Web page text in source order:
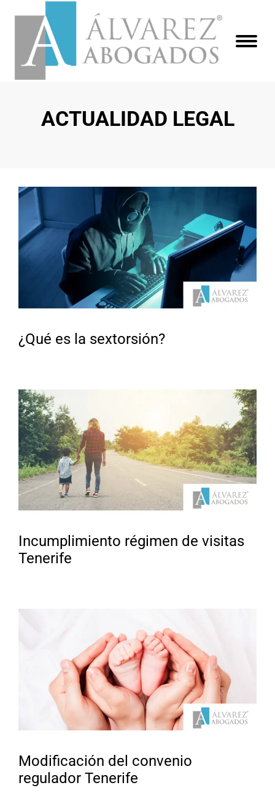
ACTUALIDAD LEGAL
¿Qué es la sextorsión?
Incumplimiento régimen de visitas
Tenerife
Modificación del convenio
regulador Tenerife